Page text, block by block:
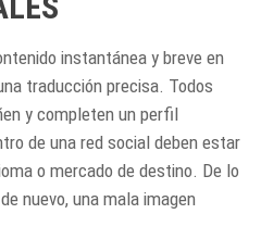
instantánea y breve en
traducción precisa. Todos
y completen un perfil
de una red social deben estar
o mercado de destino. De lo
nuevo, una mala imagen